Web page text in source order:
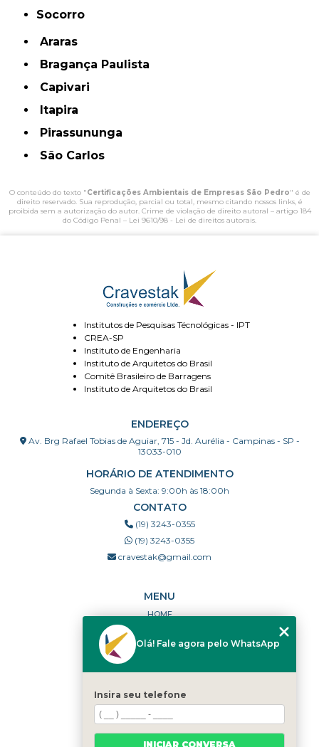
Socorro
Araras
Bragança Paulista
Capivari
Itapira
Pirassununga
São Carlos
O conteúdo do texto "Certificações Ambientais de Empresas São Pedro" é de
direito reservado. Sua reprodução, parcial ou total, mesmo citando nossos links, é
proibida sem a autorização do autor. Crime de violação de direito autoral – artigo 184
do Código Penal – Lei 9610/98 - Lei de direitos autorais.
Institutos de Pesquisas Técnológicas - IPT
CREA-SP
Instituto de Engenharia
Instituto de Arquitetos do Brasil
Comitê Brasileiro de Barragens
Instituto de Arquitetos do Brasil
ENDEREÇO
Av. Brg Rafael Tobias de Aguiar, 715 - Jd. Aurélia - Campinas - SP -
13033-010
HORÁRIO DE ATENDIMENTO
Segunda à Sexta: 9:00h às 18:00h
CONTATO
(19) 3243-0355
(19) 3243-0355
cravestak@gmail.com
MENU
HOME
PORTFÓLIO
DÚVIDAS FREQUENTES
CATEGORIAS
MAPA DO SITE
Olá! Fale agora pelo WhatsApp
Insira seu telefone
INICIAR CONVERSA